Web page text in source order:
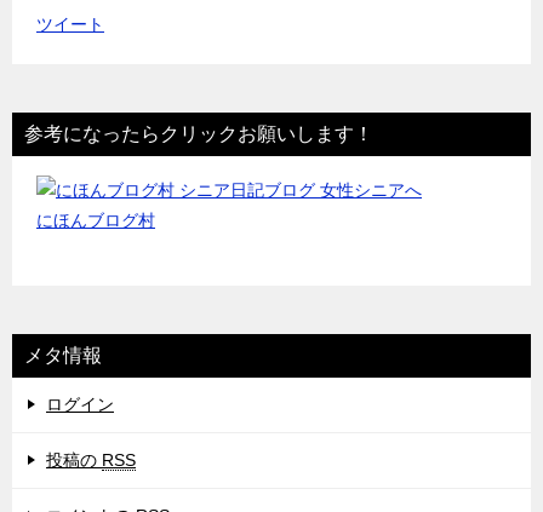
ツイート
参考になったらクリックお願いします！
にほんブログ村
メタ情報
ログイン
投稿の RSS